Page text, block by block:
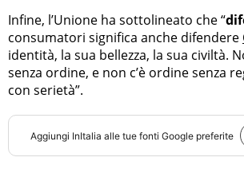
Infine, l’Unione ha sottolineato che “
consumatori significa anche difendere
identità, la sua bellezza, la sua civiltà.
senza ordine, e non c’è ordine senza
con serietà”.
Aggiungi InItalia alle tue fonti Google preferite